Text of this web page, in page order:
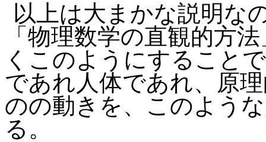
以上は大まかな説明な
「物理数学の直観的方
くこのようにすること
であれ人体であれ、原
のの動きを、このよう
る。